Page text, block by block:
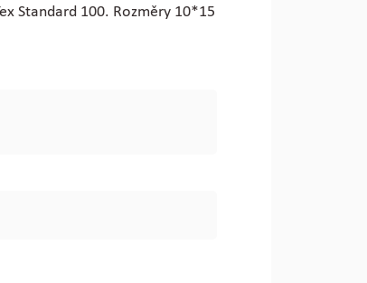
Standard 100. Rozměry 10*15